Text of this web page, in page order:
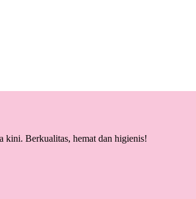
kini. Berkualitas, hemat dan higienis!